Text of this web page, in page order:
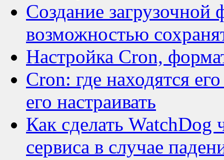
Создание
возможностью
Настройка Cron,
Cron: где находятся
его настраивать
Как сделать WatchDog
сервиса в случае